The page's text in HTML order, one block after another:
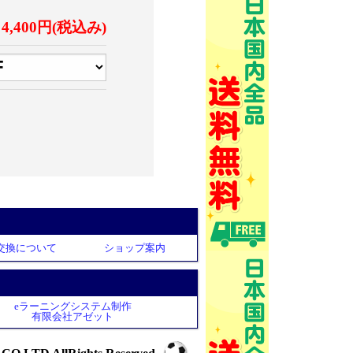
4,400円(税込み)
換について ショップ案内
eラーニングシステム制作
有限会社アゼット